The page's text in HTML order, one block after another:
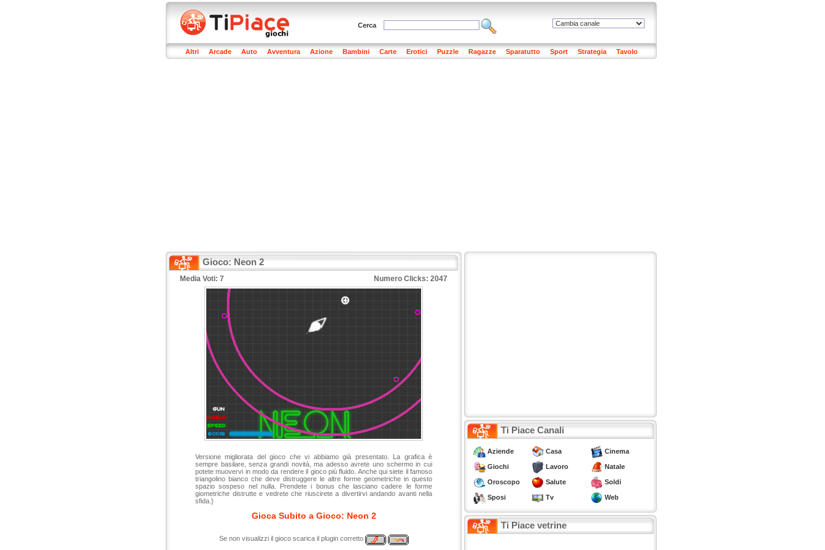
Cerca
Altri Arcade Auto Avventura Azione Bambini Carte Erotici Puzzle Ragazze Sparatutto Sport Strategia Tavolo
Gioco: Neon 2
Numero Clicks: 2047
Media Voti: 7
Versione migliorata del gioco che vi abbiamo già presentato. La grafica è
sempre basilare, senza grandi novità, ma adesso avrete uno schermo in cui
potete muovervi in modo da rendere il gioco più fluido. Anche qui siete il famoso
triangolino bianco che deve distruggere le altre forme geometriche in questo
spazio sospeso nel nulla. Prendete i bonus che lasciano cadere le forme
giometriche distrutte e vedrete che riuscirete a divertirvi andando avanti nella
sfida.}
Gioca Subito a Gioco: Neon 2
Se non visualizzi il gioco scarica il plugin corretto
Ti Piace Canali
Aziende Casa Cinema
Giochi Lavoro Natale
Oroscopo Salute Soldi
Sposi Tv Web
Ti Piace vetrine